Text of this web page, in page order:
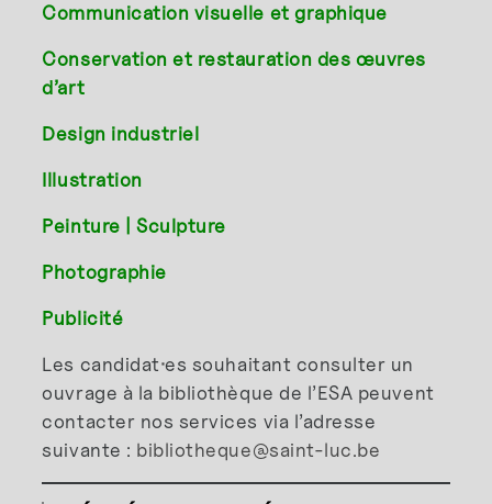
Communication visuelle et graphique
Conservation et restauration des œuvres
d’art
Design industriel
Illustration
Peinture | Sculpture
Photographie
Publicité
Les candidat·es souhaitant consulter un
ouvrage à la bibliothèque de l’ESA peuvent
contacter nos services via l’adresse
suivante : bibliotheque@saint-luc.be